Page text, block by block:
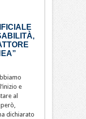
e
al
dichiarato